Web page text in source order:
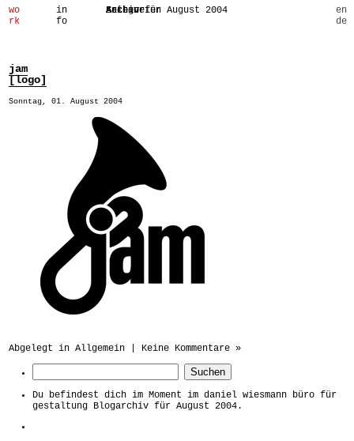
in
fo
wo
rk
en
de
Archiv für August 2004
jam
[logo]
Sonntag, 01. August 2004
Abgelegt in Allgemein Keine Kommentare »
Du befindest dich im Moment im daniel wiesmann büro für
gestaltung Blogarchiv für August 2004.
Seiten
in
fo
Archive
Kategorien